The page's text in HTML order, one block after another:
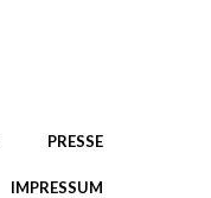
PRESSE
IMPRESSUM